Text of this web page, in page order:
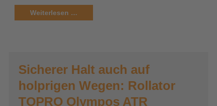
Weiterlesen …
Sicherer Halt auch auf
holprigen Wegen: Rollator
TOPRO Olympos ATR